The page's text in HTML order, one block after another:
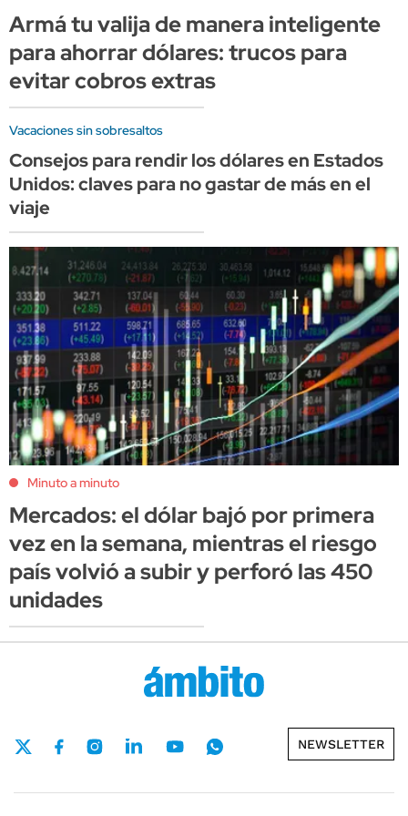
Armá tu valija de manera inteligente
para ahorrar dólares: trucos para
evitar cobros extras
Vacaciones sin sobresaltos
Consejos para rendir los dólares en Estados
Unidos: claves para no gastar de más en el
viaje
Minuto a minuto
Mercados: el dólar bajó por primera
vez en la semana, mientras el riesgo
país volvió a subir y perforó las 450
unidades
NEWSLETTER